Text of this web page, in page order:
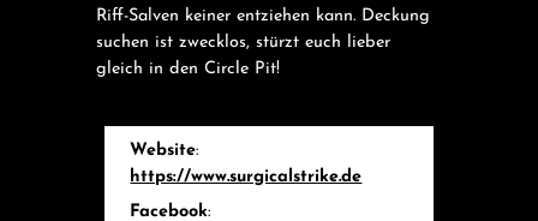
Riff-Salven keiner entziehen kann. Deckung
suchen ist zwecklos, stürzt euch lieber
gleich in den Circle Pit!
Website:
https://www.surgicalstrike.de
Facebook: